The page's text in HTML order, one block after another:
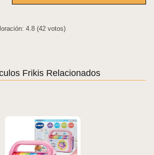
4.8 (42 votos)
Frikis Relacionados